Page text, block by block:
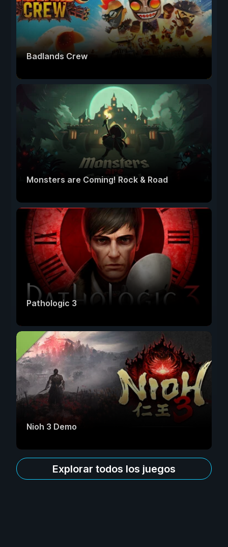
Badlands Crew
Monsters are Coming! Rock & Road
Pathologic 3
Nioh 3 Demo
Explorar todos los juegos